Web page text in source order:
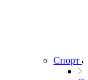
Спорт